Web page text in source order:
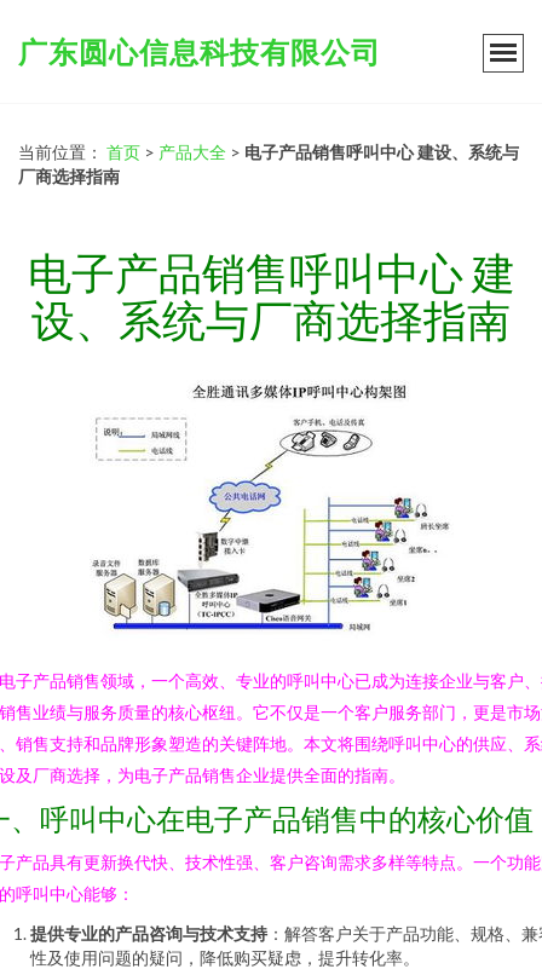
广东圆心信息科技有限公司
当前位置： 首页 > 产品大全 > 电子产品销售呼叫中心 建设、系统与
厂商选择指南
电子产品销售呼叫中心 建
设、系统与厂商选择指南
子产品销售领域，一个高效、专业的呼叫中心已成为连接企业与客户
售业绩与服务质量的核心枢纽。它不仅是一个客户服务部门，更是市
销售支持和品牌形象塑造的关键阵地。本文将围绕呼叫中心的供应、
及厂商选择，为电子产品销售企业提供全面的指南。
、呼叫中心在电子产品销售中的核心价值
产品具有更新换代快、技术性强、客户咨询需求多样等特点。一个功
呼叫中心能够：
提供专业的产品咨询与技术支持 ：解答客户关于产品功能、规格、
性及使用问题的疑问，降低购买疑虑，提升转化率。